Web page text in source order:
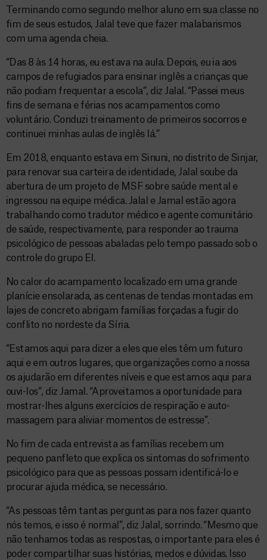
Terminando como segundo melhor aluno em sua classe no
fim de seus estudos, Jalal teve que fazer malabarismos
com uma agenda cheia.
“Das 8 às 14 horas, eu estava na aula. Depois, eu ia aos
campos de refugiados para ensinar inglês a crianças que
não podiam frequentar a escola”, diz Jalal. “Passei meus
fins de semana e férias nos acampamentos como
voluntário. Conduzi treinamento de primeiros socorros e
continuei minhas aulas de inglês lá.”
Em 2018, enquanto estava em Sinuni, no distrito de Sinjar,
para renovar sua carteira de identidade, Jalal soube da
abertura de um projeto de MSF sobre saúde mental e
ingressou na equipe médica. Jalal e Jamal estão agora
trabalhando como tradutor médico e agente comunitário
de saúde, respectivamente, para responder ao trauma
psicológico de pessoas abaladas pelo tempo passado sob o
controle do grupo EI.
No calor do acampamento localizado em uma grande
planície ensolarada, as centenas de tendas montadas em
lajes de concreto abrigam famílias forçadas a fugir do
conflito no nordeste da Síria.
“Estamos aqui para dizer a eles que eles têm um futuro
aqui e em outros lugares, que organizações como a nossa
os ajudarão em diferentes níveis e que estamos aqui para
ouvi-los”, diz Jamal. “Aproveitamos a oportunidade para
mostrar-lhes alguns exercícios de respiração e auto-
massagem para aliviar momentos de estresse”.
No fim de cada entrevista as famílias recebem um
pequeno panfleto que explica os sintomas do sofrimento
psicológico para que as pessoas possam identificá-lo e
procurar ajuda médica, se necessário.
“As pessoas têm tantas perguntas para nos fazer quanto
nós temos, e isso é normal”, diz Jalal, sorrindo. “Mesmo que
não tenhamos todas as respostas, o importante para eles é
poder compartilhar suas histórias, medos e dúvidas. Isso